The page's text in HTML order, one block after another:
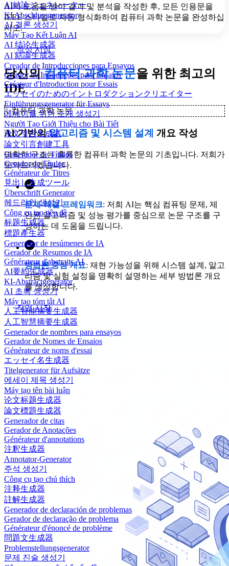
AI結論ジェネレーター
KI Abschlussgenerator
AI 결론 생성기
Máy Tạo Kết Luận AI
AI 结论生成器
AI 結論生成器
Creador de Introducciones para Ensayos
Criador de Introduções para Ensaios
Créateur d'Introduction pour Essais
エッセイのためのイントロダクションクリエイター
Einführungsgenerator für Essays
에세이를 위한 소개 생성기
Người Tạo Giới Thiệu cho Bài Tiết
论文引言生成器
論文引言創建工具
Generador de Títulos
Gerador de Títulos
Générateur de Titres
見出し生成ツール
Überschrift Generator
헤드라인 생성기
Công cụ tạo tiêu đề
标题生成器
標題產生器
Generador de resúmenes de IA
Gerador de Resumos de IA
Générateur d'abstraits AI
AI要約生成器
KI-Abstractgenerator
AI 초록 생성기
Máy tạo tóm tắt AI
人工智能摘要生成器
人工智慧摘要生成器
Generador de nombres para ensayos
Gerador de Nomes de Ensaios
Générateur de noms d'essai
エッセイ名生成器
Titelgenerator für Aufsätze
에세이 제목 생성기
Máy tạo tên bài luận
论文标题生成器
論文標題生成器
Generador de citas
Gerador de Anotações
Générateur d'annotations
注釈生成器
Annotator-Generator
주석 생성기
Công cụ tạo chú thích
注释生成器
註解生成器
Generador de declaración de problemas
Gerador de declaração de problema
Générateur d'énoncé de problème
問題文生成器
Problemstellungsgenerator
문제 진술 생성기
AI의 도움을 받아 결과 및 분석을 작성한 후, 모든 인용문을
IEEE 스타일로 자동 형식화하여 컴퓨터 과학 논문을 완성하십
시오.
작성 시작
당신의컴퓨터 과학 논문을 위한 최고의
IDE
✨컴퓨터 과학 논문
AI 기반의알고리즘 및 시스템 설계 개요 작성
명확한 구조는 훌륭한 컴퓨터 과학 논문의 기초입니다. 저희가
도와드리겠습니다.
문제-해결 프레임워크: 저희 AI는 핵심 컴퓨팅 문제, 제
안된 알고리즘 및 성능 평가를 중심으로 논문 구조를 구
성하는 데 도움을 드립니다.
방법론 중심 개요: 재현 가능성을 위해 시스템 설계, 알고
리즘 및 실험 설정을 명확히 설명하는 세부 방법론 개요
를 생성합니다.
작업 시작